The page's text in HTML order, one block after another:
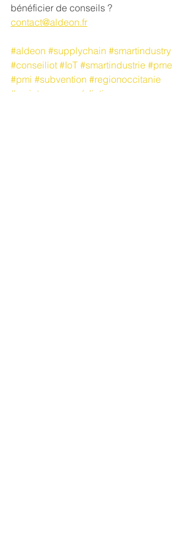
bénéficier de conseils ?
contact@aldeon.fr
#aldeon #supplychain #smartindustry
#conseiliot #IoT #smartindustrie #pme
#pmi #subvention #regionoccitanie
#maintenanceprédictive